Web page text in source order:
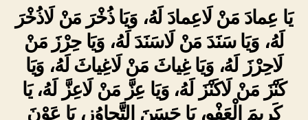
يَا عِمادَ مَنْ لَاعِمادَ لَهُ، وَيَا ذُخْرَ مَنْ لَاذُخْرَ
لَهُ، وَيَا سَنَدَ مَنْ لَاسَنَدَ لَهُ، وَيَا حِرْزَ مَنْ
لَاحِرْزَ لَهُ، وَيَا غِياثَ مَنْ لَاغِياثَ لَهُ، وَيَا
كَنْزَ مَنْ لَاكَنْزَ لَهُ، وَيَا عِزَّ مَنْ لَاعِزَّ لَهُ، يَا
كَرِيمَ الْعَفْوِ، يَا حَسَنَ التَّجاوُزِ، يَا عَوْنَ